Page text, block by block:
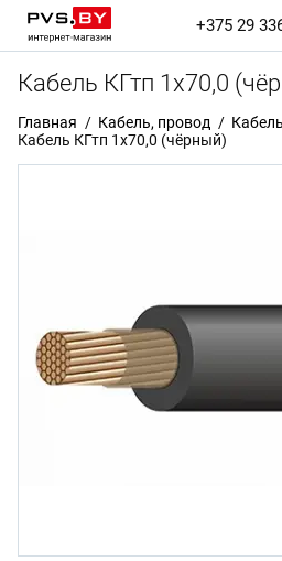
+375 29
Кабель КГтп 1х70,0
Главная Кабель, провод
Кабель КГтп 1х70,0 (чёрный)